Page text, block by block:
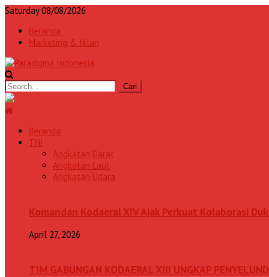
Saturday 08/08/2026
Beranda
Marketing & Iklan
Beranda
TNI
Angkatan Darat
Angkatan Laut
Angkatan Udara
Komandan Kodaeral XIV Ajak Perkuat Kolaborasi
April 27, 2026
TIM GABUNGAN KODAERAL XIII UNGKAP